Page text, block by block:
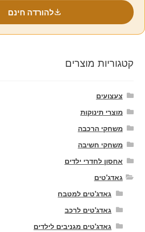
להורדה חינם
קטגוריות מוצרים
צעצועים
מוצרי תינוקות
משחקי הרכבה
משחקי חשיבה
אחסון לחדרי ילדים
גאדג'טים
גאדג'טים למטבח
גאדג'טים לרכב
גאדג'טים מגניבים לילדים